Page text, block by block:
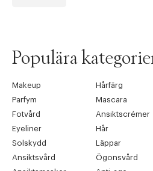
Populära
Makeup Hårfärg
Parfym
Mascara
Fotvård
Ansiktscrémer
Eyeliner
Hår
Solskydd
Läppar
Ansiktsvård
Ögonsvård